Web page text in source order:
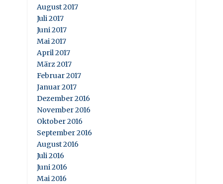
August 2017
Juli 2017
Juni 2017
Mai 2017
April 2017
März 2017
Februar 2017
Januar 2017
Dezember 2016
November 2016
Oktober 2016
September 2016
August 2016
Juli 2016
Juni 2016
Mai 2016